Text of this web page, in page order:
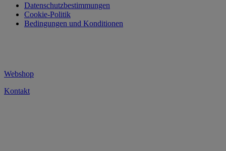
Datenschutzbestimmungen
Cookie-Politik
Bedingungen und Konditionen
Webshop
Kontakt